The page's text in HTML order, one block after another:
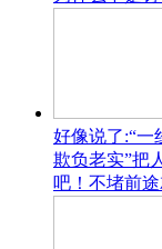
好像说了:“一
欺负老实”把
吧！不堵前途